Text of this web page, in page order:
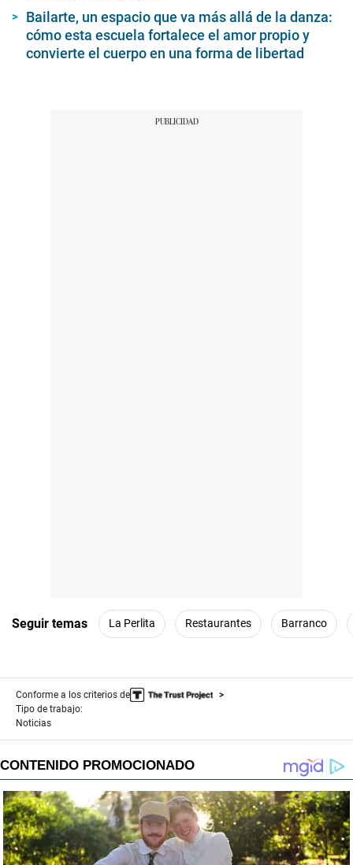
Bailarte, un espacio que va más allá de la danza:
cómo esta escuela fortalece el amor propio y
convierte el cuerpo en una forma de libertad
Seguir temas La Perlita Restaurantes Barranco
Conforme a los criterios de
Tipo de trabajo:
Noticias